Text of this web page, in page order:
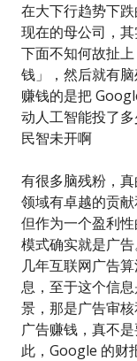
在大下行趋势下
现在的母公司，
下面不知何故扯
钱」，然后就有
赚钱的是把
动人工智能投了
民智未开啊
有很多脑残粉，
领域有卓越的贡
但作为一个盈利
模式确实就是广
几年互联网广告
息，至于这个信
景，那是广告审
广告赚钱，真不
此，Google 的财